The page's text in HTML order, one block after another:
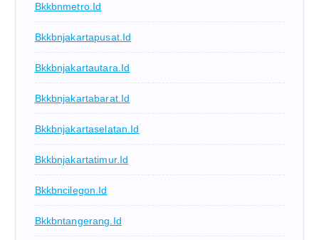
Bkkbnmetro.id
Bkkbnjakartapusat.id
Bkkbnjakartautara.id
Bkkbnjakartabarat.id
Bkkbnjakartaselatan.id
Bkkbnjakartatimur.id
Bkkbncilegon.id
Bkkbntangerang.id